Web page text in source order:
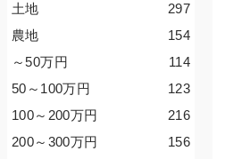
297
土地
154
農地
114
～50万円
123
50～100万円
216
100～200万円
156
200～300万円